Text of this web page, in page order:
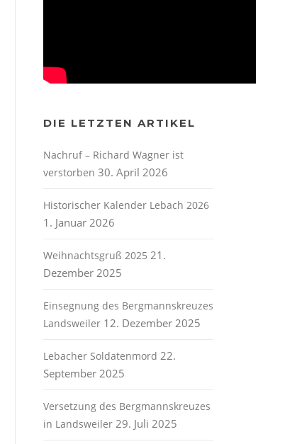
DIE LETZTEN ARTIKEL
Nachruf – Richard Wagner ist
verstorben 30. April 2026
Historischer Kalender Lebach 2026
1. Januar 2026
Weihnachtsgruß 2025 21.
Dezember 2025
Einsegnung des Bergmannskreuzes
Landsweiler 12. Dezember 2025
Lebacher Soldatenmord 22.
September 2025
Versetzung des Bergmannskreuzes
in Landsweiler 29. Juli 2025